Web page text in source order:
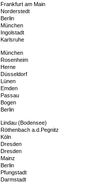
Frankfurt am Main
Norderstedt
Berlin
München
Ingolstadt
Karlsruhe
München
Rosenheim
Herne
Düsseldorf
Lünen
Emden
Passau
Bogen
Berlin
Lindau (Bodensee)
Röthenbach a.d.Pegnitz
Köln
Dresden
Dresden
Mainz
Berlin
Pfungstadt
Darmstadt